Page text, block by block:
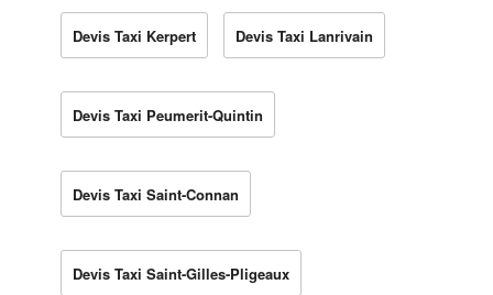
Devis Taxi Kerpert Devis Taxi Lanrivain
Devis Taxi Peumerit-Quintin
Devis Taxi Saint-Connan
Devis Taxi Saint-Gilles-Pligeaux